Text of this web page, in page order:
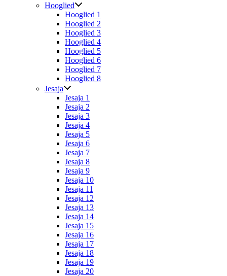
Hooglied
Hooglied 1
Hooglied 2
Hooglied 3
Hooglied 4
Hooglied 5
Hooglied 6
Hooglied 7
Hooglied 8
Jesaja
Jesaja 1
Jesaja 2
Jesaja 3
Jesaja 4
Jesaja 5
Jesaja 6
Jesaja 7
Jesaja 8
Jesaja 9
Jesaja 10
Jesaja 11
Jesaja 12
Jesaja 13
Jesaja 14
Jesaja 15
Jesaja 16
Jesaja 17
Jesaja 18
Jesaja 19
Jesaja 20